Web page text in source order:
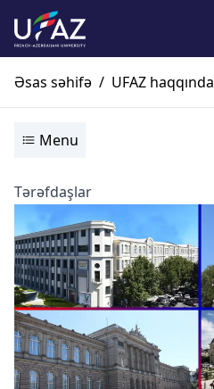
Əsas səhifə / UFAZ haqqında
Menu
Tərəfdaşlar